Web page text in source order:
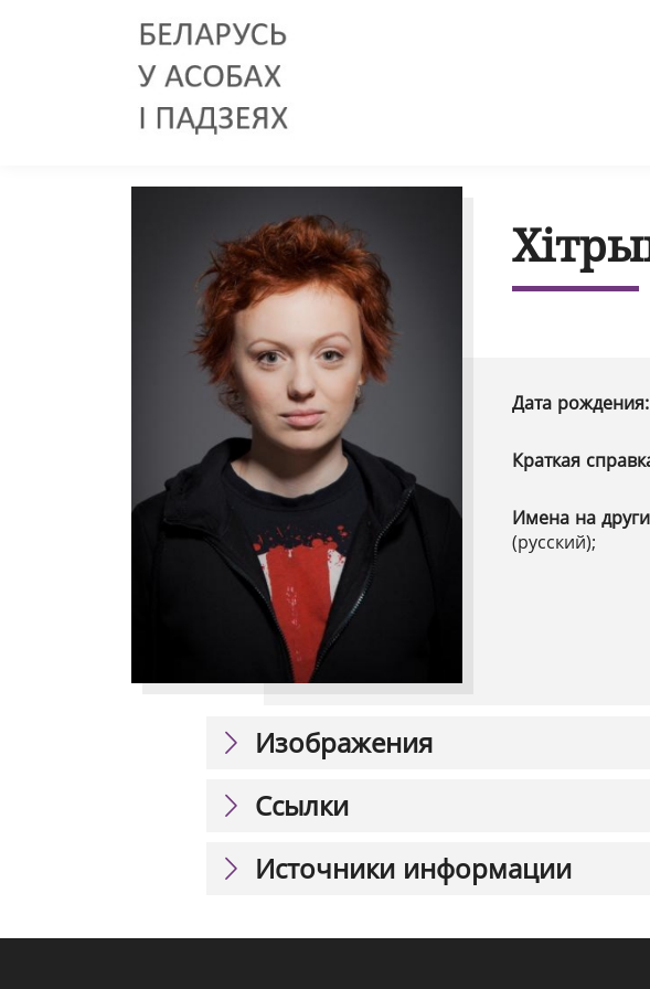
Дата рождения:
Краткая
Имена на
(русский);
Изображения
Ссылки
Источники информации